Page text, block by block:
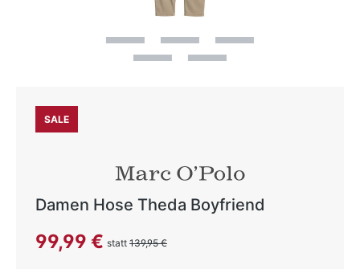
SALE
Damen Hose Theda Boyfriend
Verkaufspreis:
99,99 € statt 139,95 €